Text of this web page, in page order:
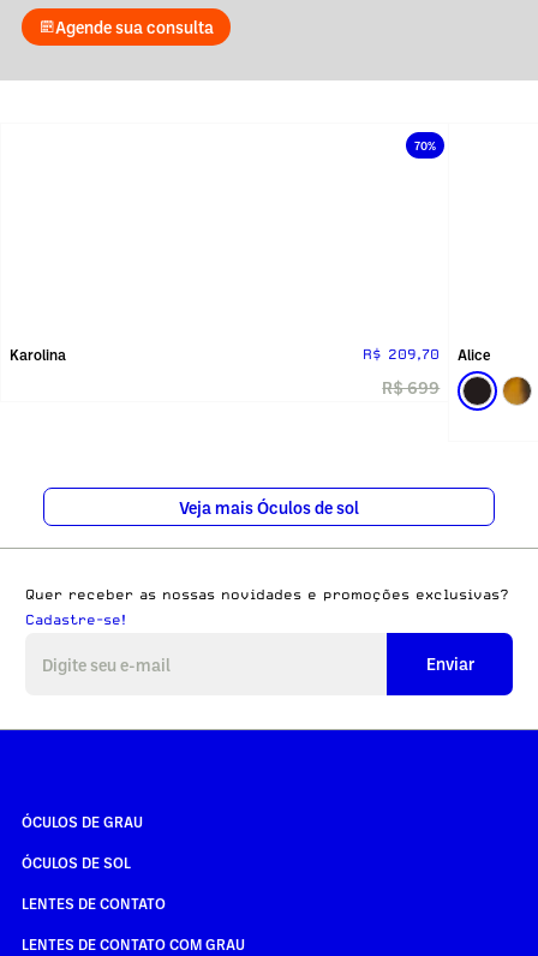
Agende sua consulta
70%
Karolina R$ 209,70
R$ 699
Alice
Veja mais Óculos de sol
Quer receber as nossas novidades e promoções exclusivas?
Cadastre-se!
Enviar
ÓCULOS DE GRAU
ÓCULOS DE SOL
LENTES DE CONTATO
LENTES DE CONTATO COM GRAU